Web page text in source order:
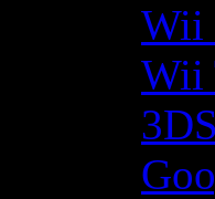
Wii
Wii